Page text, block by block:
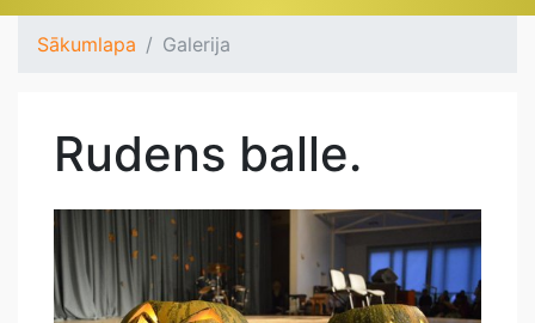
Sākumlapa Galerija
Rudens balle.